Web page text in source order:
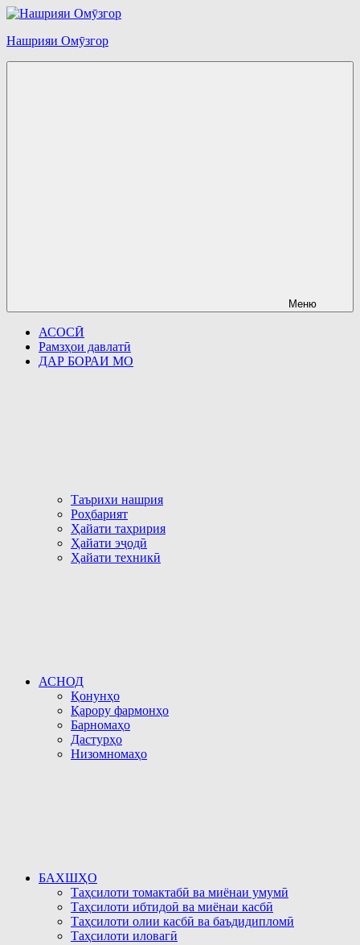
Перейти
содержимому
Нашрияи Омӯзгор
Меню
АСОСӢ
Рамзҳои давлатӣ
ДАР БОРАИ МО
Таърихи нашрия
Роҳбарият
Ҳайати таҳририя
Ҳайати эҷодӣ
Ҳайати техникӣ
АСНОД
Қонунҳо
Қарору фармонҳо
Барномаҳо
Дастурҳо
Низомномаҳо
БАХШҲО
Таҳсилоти томактабӣ ва миёнаи умумӣ
Таҳсилоти ибтидоӣ ва миёнаи касбӣ
Таҳсилоти олии касбӣ ва баъдидипломӣ
Таҳсилоти иловагӣ